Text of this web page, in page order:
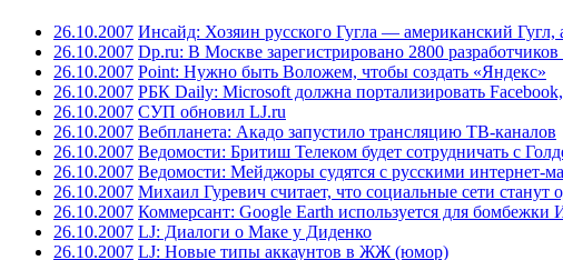
26.10.2007 Инсайд: Хозяин русского Гугла — американский
26.10.2007 Dp.ru: В Москве зарегистрировано 2800 разработчиков
26.10.2007 Point: Нужно быть Воложем, чтобы создать «Яндекс»
26.10.2007 РБК Daily: Microsoft должна портализировать
26.10.2007 СУП обновил LJ.ru
26.10.2007 Вебпланета: Акадо запустило трансляцию ТВ-каналов
26.10.2007 Ведомости: Бритиш Телеком будет сотрудничать с
26.10.2007 Ведомости: Мейджоры судятся с русскими интернет-
26.10.2007 Михаил Гуревич считает, что социальные сети
26.10.2007 Коммерсант: Google Earth используется для бомбежки
26.10.2007 LJ: Диалоги о Маке у Диденко
26.10.2007 LJ: Новые типы аккаунтов в ЖЖ (юмор)